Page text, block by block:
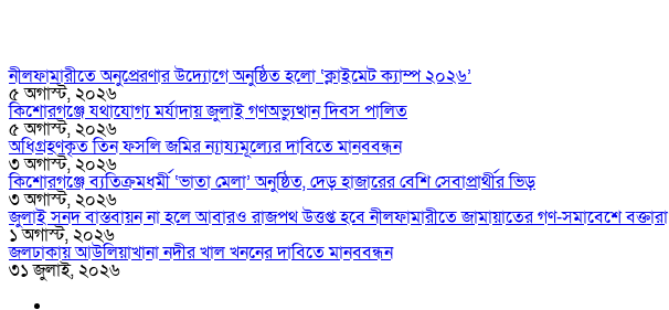
নীলফামারীতে অনুপ্রেরণার উদ্যোগে অনুষ্ঠিত হলো ‘ক্লাইমেট ক্যাম্প ২০২৬’
৫ অগাস্ট, ২০২৬
কিশোরগঞ্জে যথাযোগ্য মর্যাদায় জুলাই গণঅভ্যুত্থান দিবস পালিত
৫ অগাস্ট, ২০২৬
অধিগ্রহণকৃত তিন ফসলি জমির ন্যায্যমূল্যের দাবিতে মানববন্ধন
৩ অগাস্ট, ২০২৬
কিশোরগঞ্জে ব্যতিক্রমধর্মী ‘ভাতা মেলা’ অনুষ্ঠিত, দেড় হাজারের বেশি সেবাপ্রার্থীর ভিড়
৩ অগাস্ট, ২০২৬
জুলাই সনদ বাস্তবায়ন না হলে আবারও রাজপথ উত্তপ্ত হবে নীলফামারীতে জামায়াতের গণ-সমাবেশে বক্তারা
১ অগাস্ট, ২০২৬
জলঢাকায় আউলিয়াখানা নদীর খাল খননের দাবিতে মানববন্ধন
৩১ জুলাই, ২০২৬